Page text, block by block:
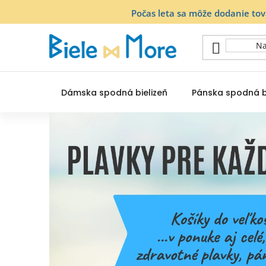
Počas leta sa môže dodanie
Dámska spodná bielizeň Pánska spodná
e